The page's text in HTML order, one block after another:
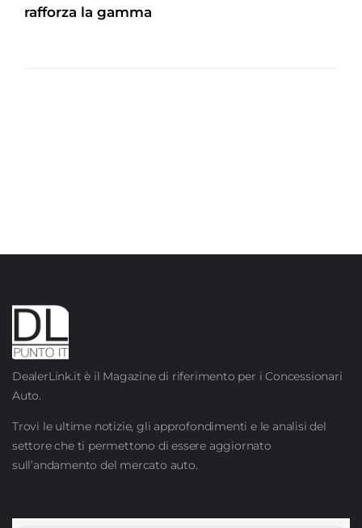
rafforza la gamma
DealerLink.it è il Magazine di riferimento per i Concessionari
Auto.
Trovi le ultime notizie, gli approfondimenti e le analisi del
settore che ti permettono di essere aggiornato
sull’andamento del mercato auto.